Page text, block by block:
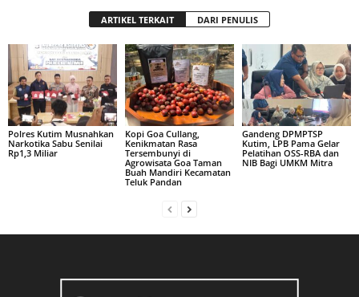
ARTIKEL TERKAIT DARI PENULIS
Polres Kutim Musnahkan
Narkotika Sabu Senilai
Rp1,3 Miliar
Kopi Goa Cullang,
Kenikmatan Rasa
Tersembunyi di
Agrowisata Goa Taman
Buah Mandiri Kecamatan
Teluk Pandan
Gandeng DPMPTSP
Kutim, LPB Pama Gelar
Pelatihan OSS-RBA dan
NIB Bagi UMKM Mitra